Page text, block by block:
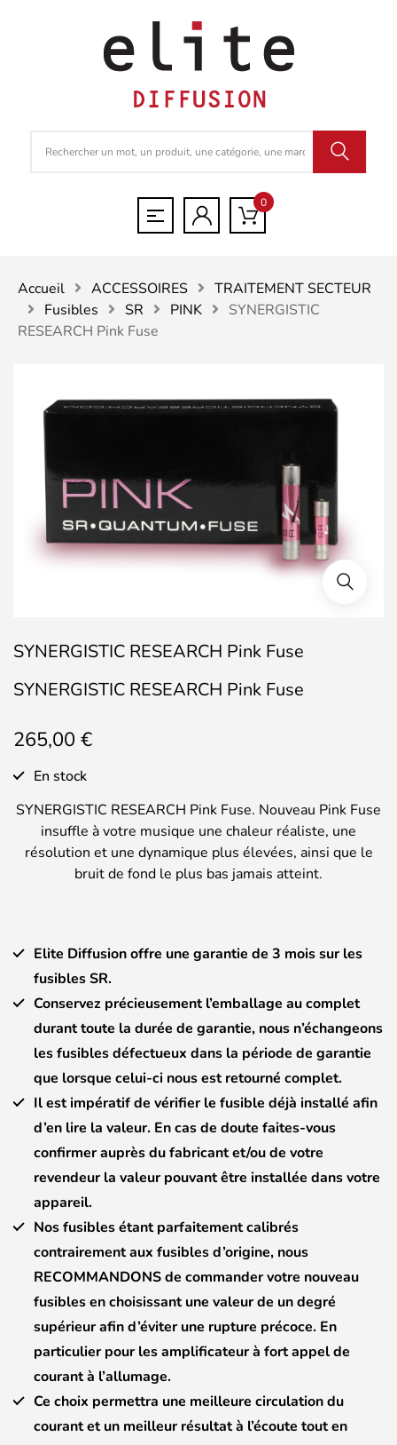
0
Accueil ACCESSOIRES
TRAITEMENT SECTEUR
Fusibles
SR PINK
SYNERGISTIC
RESEARCH Pink Fuse
SYNERGISTIC RESEARCH Pink Fuse
SYNERGISTIC RESEARCH Pink Fuse
265,00 €
En stock
SYNERGISTIC RESEARCH Pink Fuse. Nouveau Pink Fuse
insuffle à votre musique une chaleur réaliste, une
résolution et une dynamique plus élevées, ainsi que le
bruit de fond le plus bas jamais atteint.
Elite Diffusion offre une garantie de 3 mois sur les
fusibles SR.
Conservez précieusement l’emballage au complet
durant toute la durée de garantie, nous n’échangeons
les fusibles défectueux dans la période de garantie
que lorsque celui-ci nous est retourné complet.
Il est impératif de vérifier le fusible déjà installé afin
d’en lire la valeur. En cas de doute faites-vous
confirmer auprès du fabricant et/ou de votre
revendeur la valeur pouvant être installée dans votre
appareil.
Nos fusibles étant parfaitement calibrés
contrairement aux fusibles d’origine, nous
RECOMMANDONS de commander votre nouveau
fusibles en choisissant une valeur de un degré
supérieur afin d’éviter une rupture précoce. En
particulier pour les amplificateur à fort appel de
courant à l’allumage.
Ce choix permettra une meilleure circulation du
courant et un meilleur résultat à l’écoute tout en